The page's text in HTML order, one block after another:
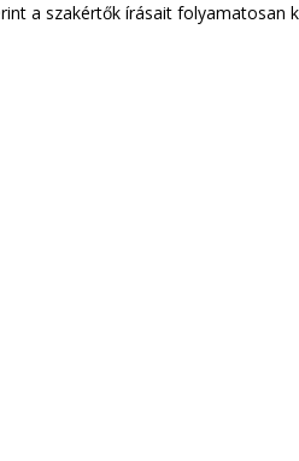
a szakértők írásait folyamatosan